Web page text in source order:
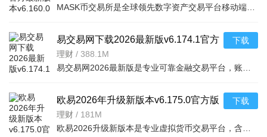
易交易网下载2026最新版v6.174.1官方
版
理财 / 388.1M
下载
欧易2026年升级新版本v6.175.0官方版
理财 / 181M
下载